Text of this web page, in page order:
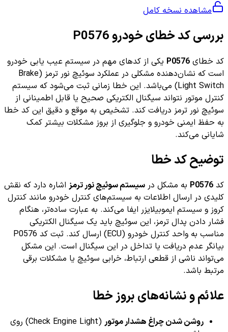
مشاهده نسخه کامل
بررسی کد خطای خودرو P0576
کد خطای P0576 یکی از کدهای مهم در سیستم عیب یابی خودرو
است که نشان‌دهنده مشکلی در عملکرد سوئیچ نور ترمز (Brake
Light Switch) می‌باشد. این خطا زمانی ثبت می‌شود که سیستم
کنترل موتور نتواند سیگنال الکتریکی صحیح یا قابل اطمینانی از
سوئیچ نور ترمز دریافت کند. تشخیص به موقع و دقیق این کد خطا
به حفظ ایمنی خودرو و جلوگیری از بروز مشکلات بیشتر کمک
شایانی می‌کند.
توضیح کد خطا
کد P0576 به مشکل در سیستم سوئیچ نور ترمز اشاره دارد که نقش
کلیدی در ارسال اطلاعات به سیستم‌های کنترل خودرو مانند کنترل
کروز و سیستم ایموبیلایزر ایفا می‌کند. به عبارت ساده‌تر، هنگام
فشار دادن پدال ترمز، این سوئیچ باید یک سیگنال الکتریکی
مناسب به واحد کنترل خودرو (ECU) ارسال کند. ثبت کد P0576
بیانگر عدم دریافت یا تداخل در این سیگنال است. این مشکل
می‌تواند ناشی از قطعی ارتباط، خرابی سوئیچ یا مشکلات برقی
مرتبط باشد.
علائم و نشانه‌های بروز خطا
روشن شدن چراغ هشدار موتور
(Check Engine Light) روی